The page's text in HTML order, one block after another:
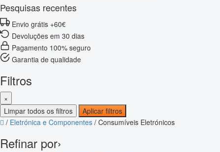
Pesquisas recentes
Envio grátis +60€
Devoluções em 30 dias
Pagamento 100% seguro
Garantia de qualidade
Filtros
×
Limpar todos os filtros
Aplicar filtros
/ Eletrónica e Componentes / Consumíveis Eletrónicos
Refinar por›